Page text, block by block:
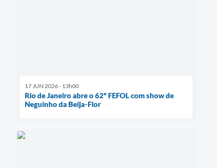
17 JUN 2026 - 13h00
Rio de Janeiro abre o 62º FEFOL com show de
Neguinho da Beija-Flor